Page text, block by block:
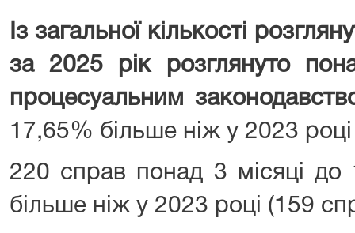
Із загальної кількості
за 2025 рік розглянуто
процесуальним
17,65% більше ніж у 2023
220 справ понад 3 місяці
більше ніж у 2023 році (159